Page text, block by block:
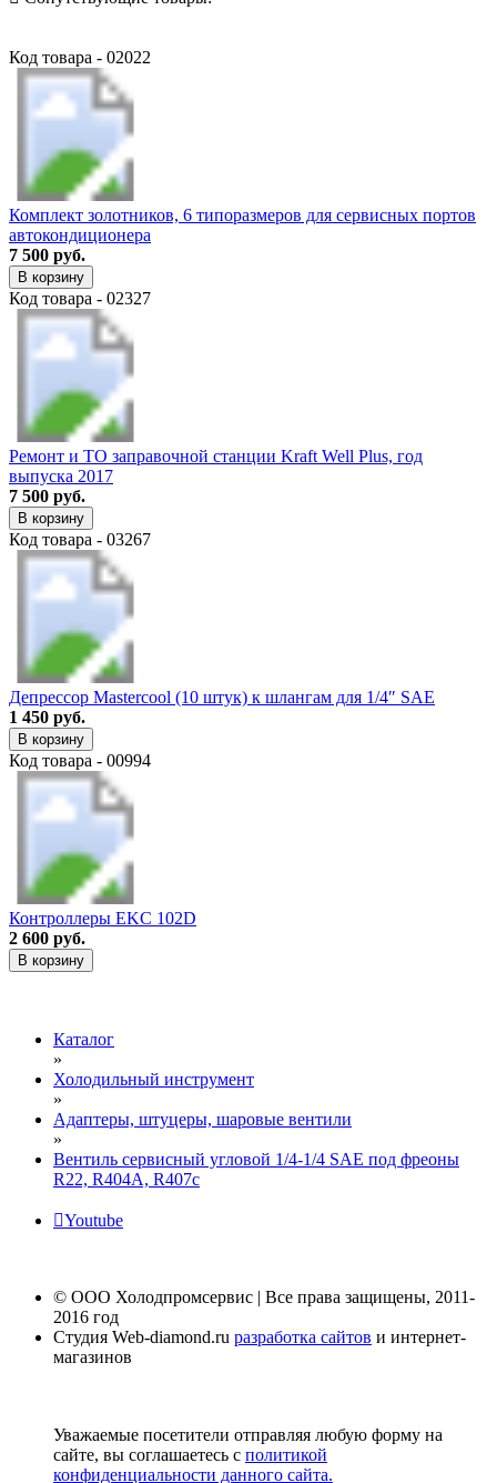
Код товара - 02022
Комплект золотников, 6 типоразмеров для сервисных портов
автокондиционера
7 500 руб.
В корзину
Код товара - 02327
Ремонт и ТО заправочной станции Kraft Well Plus, год
выпуска 2017
7 500 руб.
В корзину
Код товара - 03267
Депрессор Mastercool (10 штук) к шлангам для 1/4″ SAE
1 450 руб.
В корзину
Код товара - 00994
Контроллеры EKC 102D
2 600 руб.
В корзину
Каталог
»
Холодильный инструмент
»
Адаптеры, штуцеры, шаровые вентили
»
Вентиль сервисный угловой 1/4-1/4 SAE под фреоны
R22, R404A, R407c
Youtube
© ООО Холодпромсервис | Все права защищены, 2011-
2016 год
Студия Web-diamond.ru разработка сайтов и интернет-
магазинов
Уважаемые посетители отправляя любую форму на
сайте, вы соглашаетесь с политикой
конфиденциальности данного сайта.